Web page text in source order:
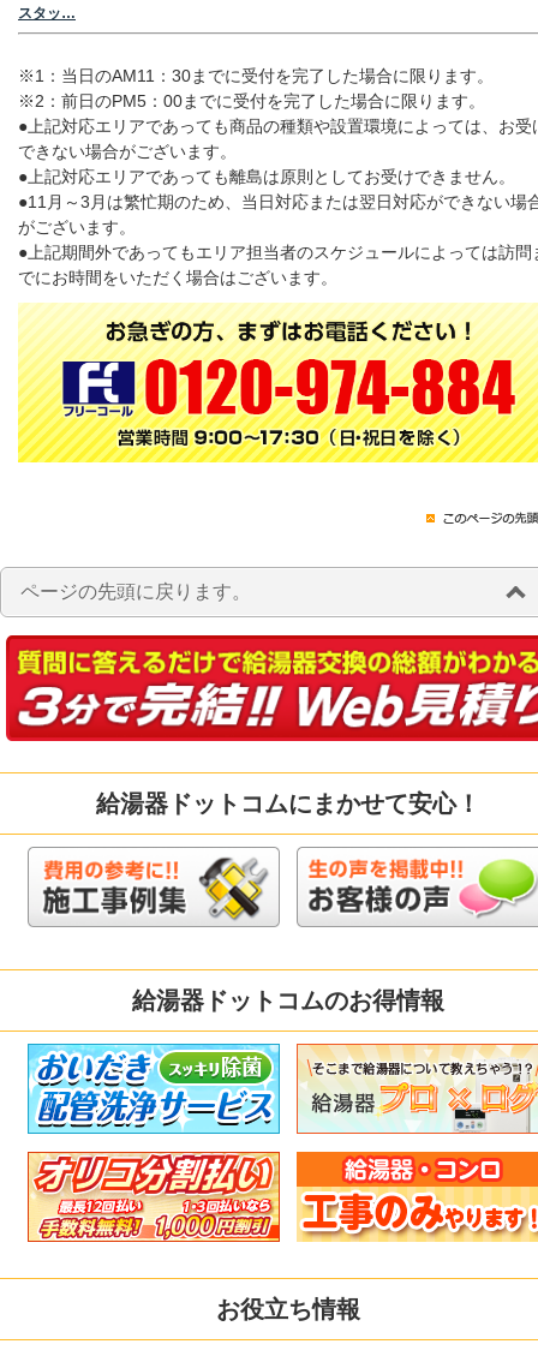
スタッ…
※1：当日のAM11：30までに受付を完了した場合に限ります。
※2：前日のPM5：00までに受付を完了した場合に限ります。
●上記対応エリアであっても商品の種類や設置環境によっては、お受
できない場合がございます。
●上記対応エリアであっても離島は原則としてお受けできません。
●11月～3月は繁忙期のため、当日対応または翌日対応ができない場
がございます。
●上記期間外であってもエリア担当者のスケジュールによっては訪問
でにお時間をいただく場合はございます。
ページの先頭に戻ります。
給湯器ドットコムにまかせて安心！
給湯器ドットコムのお得情報
お役立ち情報